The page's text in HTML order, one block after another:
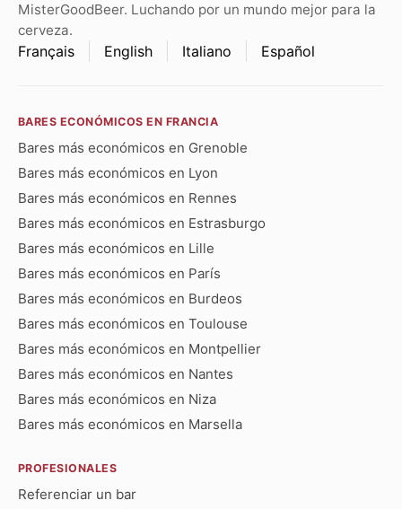
MisterGoodBeer. Luchando por un mundo mejor para la
cerveza.
Français English Italiano Español
BARES ECONÓMICOS EN FRANCIA
Bares más económicos en Grenoble
Bares más económicos en Lyon
Bares más económicos en Rennes
Bares más económicos en Estrasburgo
Bares más económicos en Lille
Bares más económicos en París
Bares más económicos en Burdeos
Bares más económicos en Toulouse
Bares más económicos en Montpellier
Bares más económicos en Nantes
Bares más económicos en Niza
Bares más económicos en Marsella
PROFESIONALES
Referenciar un bar